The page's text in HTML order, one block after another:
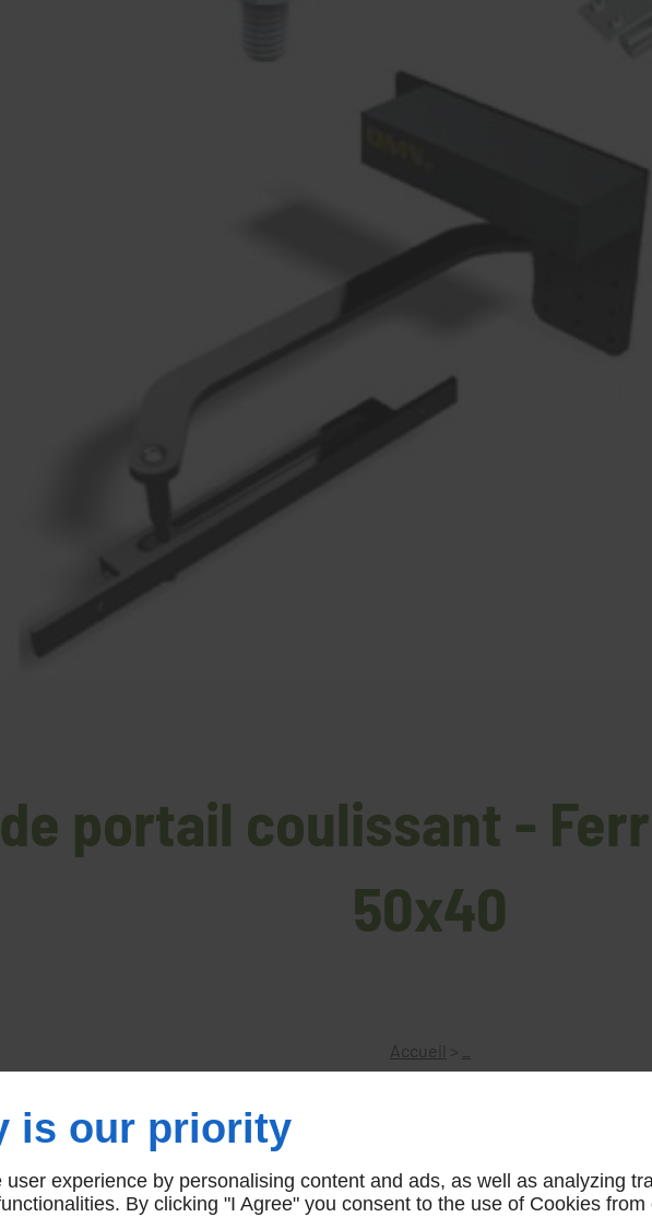
portail coulissant -
50x40
Accueil >
Ferrures rail sportub 50x40
r5a
is our priority
experience by personalising content and ads, as well as analyzing
By clicking "I Agree" you consent to the use of Cookies from